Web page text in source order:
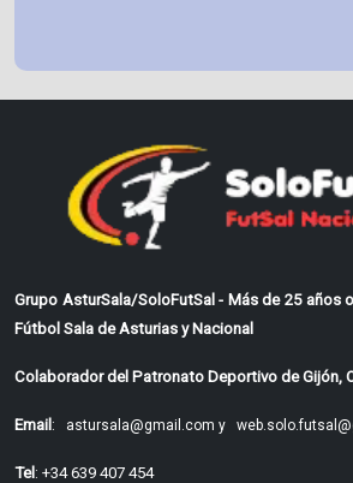
Grupo AsturSala/SoloFutSal - Más de 25 años
Fútbol Sala de Asturias y Nacional
Colaborador del Patronato Deportivo de Gijón,
Email: astursala@gmail.com y
Tel: +34 639 407 454